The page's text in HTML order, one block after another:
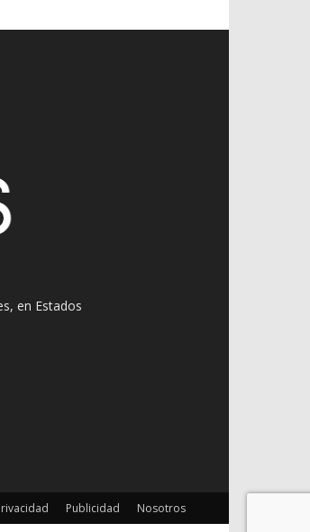
en Estados
Publicidad Nosotros